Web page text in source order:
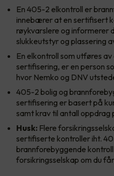
En 405-2 elkontroll er
innebærer at en sertifisert
røykvarslere og informerer
slukkeutstyr og plassering
En elkontroll som utføres
sertifisering, er en person
hvor Nemko og DNV
405-2 bolig og
sertifisering er basert på
samt krav til antall oppdrag
Husk: Flere
sertifiserte kontroller iht.
brannforebyggende
forsikringsselskap om du